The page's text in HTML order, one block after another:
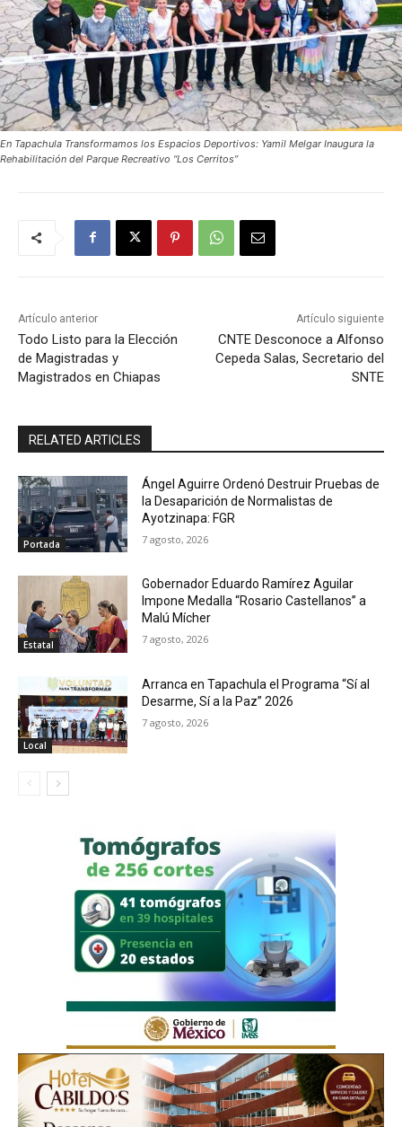
En Tapachula Transformamos los Espacios Deportivos: Yamil Melgar Inaugura la
Rehabilitación del Parque Recreativo “Los Cerritos”
Artículo anterior
Todo Listo para la Elección
de Magistradas y
Magistrados en Chiapas
Artículo siguiente
CNTE Desconoce a Alfonso
Cepeda Salas, Secretario del
SNTE
RELATED ARTICLES
Portada
Ángel Aguirre Ordenó Destruir Pruebas de
la Desaparición de Normalistas de
Ayotzinapa: FGR
7 agosto, 2026
Estatal
Gobernador Eduardo Ramírez Aguilar
Impone Medalla “Rosario Castellanos” a
Malú Mícher
7 agosto, 2026
Local
Arranca en Tapachula el Programa “Sí al
Desarme, Sí a la Paz” 2026
7 agosto, 2026